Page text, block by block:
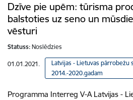
Dzīve pie upēm: tūrisma
balstoties uz seno un
vēsturi
Statuss: Noslēdzies
01.01.2021.
Latvijas - Lietuvas pārrobežu
2014.-2020.gadam
Programma Interreg V-A Latvijas -